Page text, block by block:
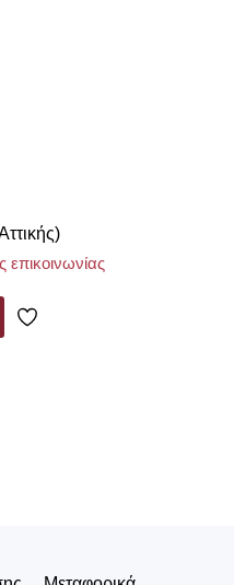
επικοινωνίας